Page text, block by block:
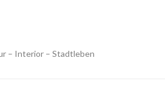
– Interior – Stadtleben